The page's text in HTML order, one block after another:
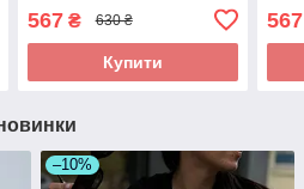
567₴ 630 ₴
Купити
567
–10%